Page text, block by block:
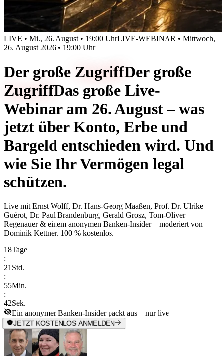
LIVE • Mi., 26. August • 19:00 UhrLIVE-WEBINAR • Mittwoch,
26. August 2026 • 19:00 Uhr
Der große ZugriffDer große
ZugriffDas große Live-
Webinar am 26. August – was
jetzt über Konto, Erbe und
Bargeld entschieden wird. Und
wie Sie Ihr Vermögen legal
schützen.
Live mit Ernst Wolff, Dr. Hans-Georg Maaßen, Prof. Dr. Ulrike
Guérot, Dr. Paul Brandenburg, Gerald Grosz, Tom-Oliver
Regenauer & einem anonymen Banken-Insider– moderiert von
Dominik Kettner. 100 % kostenlos.
18Tage
:
21 Std.
:
55Min.
:
42Sek.
Ein anonymer Banken-Insider packt aus – nur live
JETZT KOSTENLOS ANMELDEN